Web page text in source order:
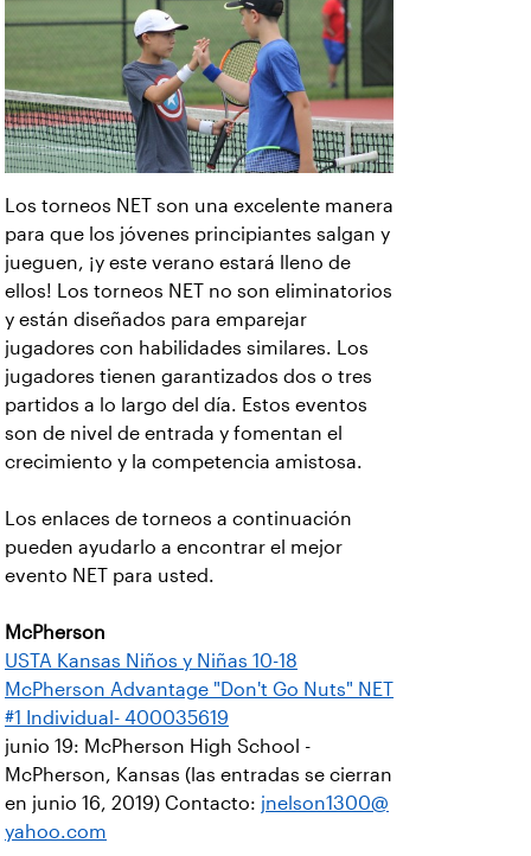
Los torneos NET son una excelente manera
para que los jóvenes principiantes salgan y
jueguen, ¡y este verano estará lleno de
ellos! Los torneos NET no son eliminatorios
y están diseñados para emparejar
jugadores con habilidades similares. Los
jugadores tienen garantizados dos o tres
partidos a lo largo del día. Estos eventos
son de nivel de entrada y fomentan el
crecimiento y la competencia amistosa.
Los enlaces de torneos a continuación
pueden ayudarlo a encontrar el mejor
evento NET para usted.
McPherson
USTA Kansas Niños y Niñas 10-18
McPherson Advantage "Don't Go Nuts" NET
#1 Individual- 400035619
junio 19: McPherson High School -
McPherson, Kansas (las entradas se cierran
en junio 16, 2019) Contacto: jnelson1300@
yahoo.com